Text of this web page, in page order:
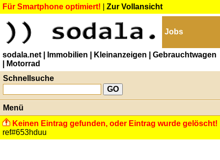
Für Smartphone optimiert! Zur Vollansicht
Jobs
sodala.net | Immobilien | Kleinanzeigen
| Gebrauchtwagen
| Motorrad
Schnellsuche
Menü
Keinen Eintrag gefunden, oder Eintrag wurde gelöscht!
ref#653hduu